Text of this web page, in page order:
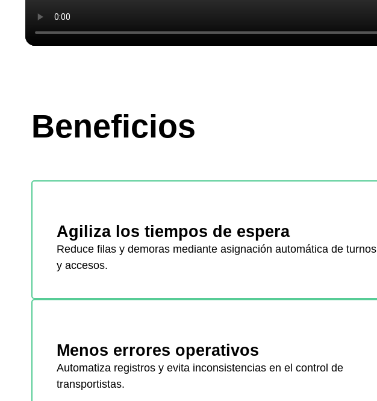
Beneficios
Agiliza los tiempos de espera
Reduce filas y demoras mediante asignación automática de turnos
y accesos.
Menos errores operativos
Automatiza registros y evita inconsistencias en el control de
transportistas.